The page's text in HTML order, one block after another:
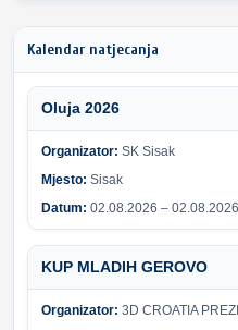
Kalendar natjecanja
Oluja 2026
Organizator: SK Sisak
Mjesto: Sisak
Datum: 02.08.2026 – 02.08.2026
KUP MLADIH GEROVO
Organizator: 3D CROATIA